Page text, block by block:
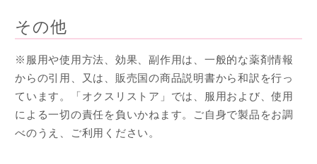
その他
※服用や使用方法、効果、副作用は、一般的な薬剤情報
からの引用、又は、販売国の商品説明書から和訳を行っ
ています。「オクスリストア」では、服用および、使用
による一切の責任を負いかねます。ご自身で製品をお調
べのうえ、ご利用ください。